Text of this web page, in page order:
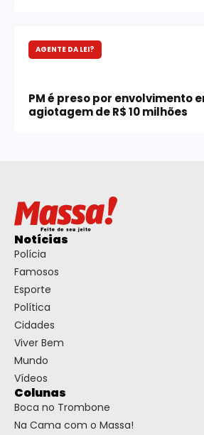
AGENTE DA LEI?
PM é preso por envolvimento
agiotagem de R$ 10 milhões
Notícias
Polícia
Famosos
Esporte
Política
Cidades
Viver Bem
Mundo
Vídeos
Colunas
Boca no Trombone
Na Cama com o Massa!